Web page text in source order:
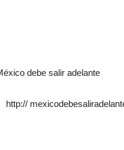
México debe salir